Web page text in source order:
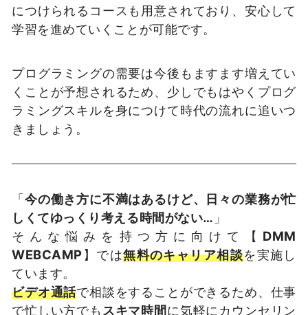
につけられるコースも用意されており、安心して
学習を進めていくことが可能です。
プログラミングの需要は今後もますます増えてい
くことが予想されるため、少しでもはやくプログ
ラミングスキルを身につけて時代の流れに追いつ
きましょう。
「今の働き方に不満はあるけど、日々の業務が忙
しくてゆっくり考える時間がない… 」
そんな悩みを持つ方に向けて【 DMM
WEBCAMP】では無料のキャリア相談を実施し
ています。
ビデオ通話で相談をすることができるため、仕事
で忙しい方でも スキマ時間に気軽にカウンセリン